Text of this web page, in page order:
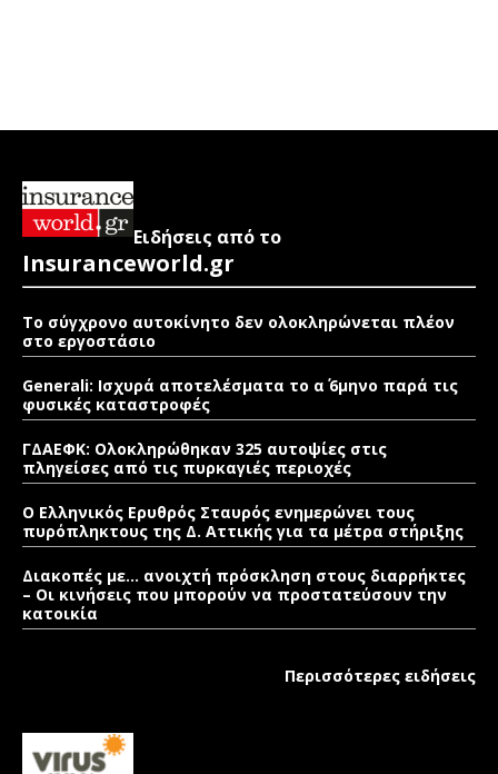
Ειδήσεις από το
Insuranceworld.gr
Το σύγχρονο αυτοκίνητο δεν ολοκληρώνεται πλέον
στο εργοστάσιο
Generali: Ισχυρά αποτελέσματα το α΄ 6μηνο παρά τις
φυσικές καταστροφές
ΓΔΑΕΦΚ: Ολοκληρώθηκαν 325 αυτοψίες στις
πληγείσες από τις πυρκαγιές περιοχές
Ο Ελληνικός Ερυθρός Σταυρός ενημερώνει τους
πυρόπληκτους της Δ. Αττικής για τα μέτρα στήριξης
Διακοπές με… ανοιχτή πρόσκληση στους διαρρήκτες
– Οι κινήσεις που μπορούν να προστατεύσουν την
κατοικία
Περισσότερες ειδήσεις